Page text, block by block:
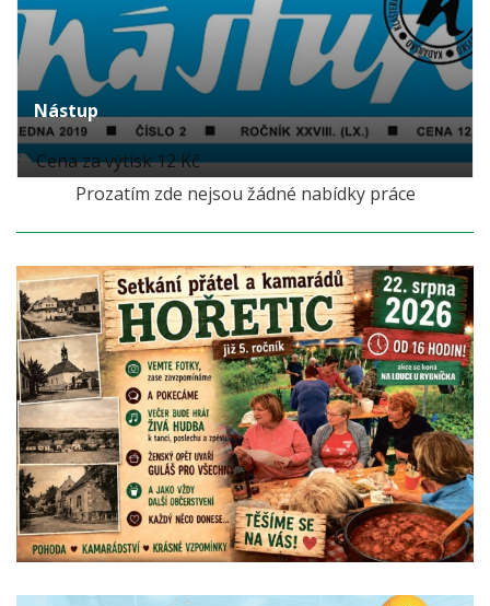
Nástup
Cena za výtisk 12 Kč
Prozatím zde nejsou žádné nabídky práce